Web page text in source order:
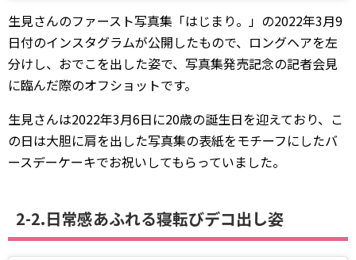
生見さんのファースト写真集「はじまり。」の2022年3月9
日付のインスタグラムが公開したもので、ロングヘアを左
分けし、おでこを出した姿で、写真集発売記念の記者会見
に臨んだ際のオフショットです。
生見さんは2022年3月6日に20歳の誕生日を迎えており、こ
の日は大胆に肩を出した写真集の表紙をモチーフにしたバ
ースデーケーキでお祝いしてもらっていました。
2-2.日常感あふれる寝転びデコ出し姿